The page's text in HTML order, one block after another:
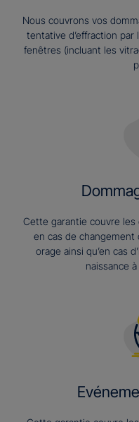
Nous couvrons vos
tentative d’effraction par
fenêtres (incluant les
Cette garantie couvre les
en cas de changement
orage ainsi qu’en cas
naissance